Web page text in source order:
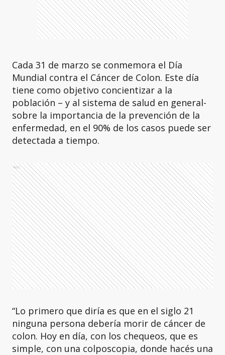
Cada 31 de marzo se conmemora el Día
Mundial contra el Cáncer de Colon. Este día
tiene como objetivo concientizar a la
población – y al sistema de salud en general-
sobre la importancia de la prevención de la
enfermedad, en el 90% de los casos puede ser
detectada a tiempo.
Ads
“Lo primero que diría es que en el siglo 21
ninguna persona debería morir de cáncer de
colon. Hoy en día, con los chequeos, que es
simple, con una colposcopia, donde hacés una